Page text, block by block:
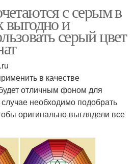
с серым в
выгодно и
серый цвет
в качестве
отличным фоном для
необходимо подобрать
оригинально выглядели все